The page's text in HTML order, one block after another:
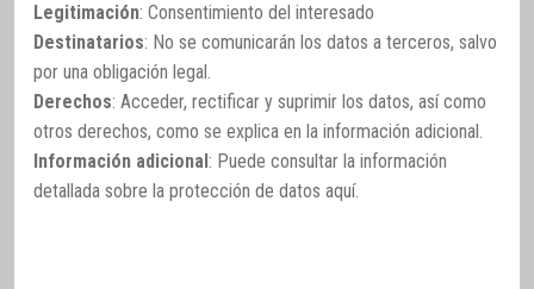
Legitimación: Consentimiento del interesado
Destinatarios: No se comunicarán los datos a terceros, salvo
por una obligación legal.
Derechos: Acceder, rectificar y suprimir los datos, así como
otros derechos, como se explica en la información adicional.
Información adicional: Puede consultar la información
detallada sobre la protección de datos aquí.